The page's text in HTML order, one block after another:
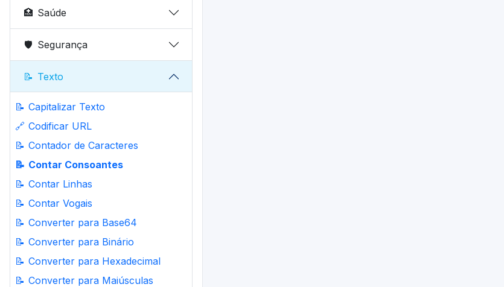
🏥 Saúde
🛡️ Segurança
📝 Texto
📝 Capitalizar Texto
🔗 Codificar URL
📝 Contador de Caracteres
📝 Contar Consoantes
📝 Contar Linhas
📝 Contar Vogais
📝 Converter para Base64
📝 Converter para Binário
📝 Converter para Hexadecimal
📝 Converter para Maiúsculas